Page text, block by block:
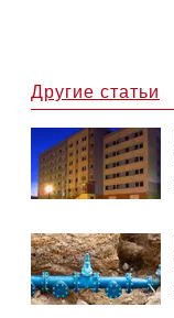
Другие статьи